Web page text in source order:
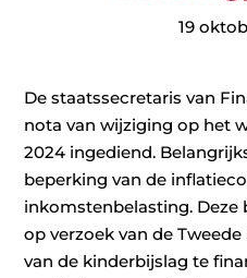
19
De staatssecretaris van
nota van wijziging op het
2024 ingediend.
beperking van de
inkomstenbelasting. Deze
op verzoek van de
van de kinderbijslag te